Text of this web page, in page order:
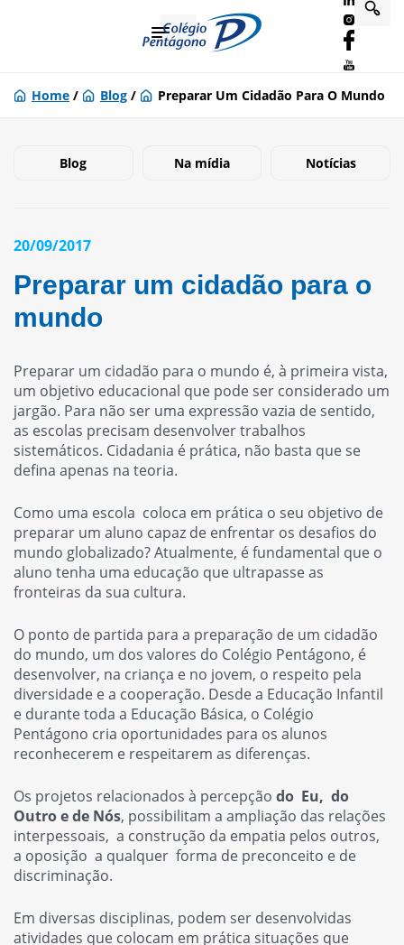
Home / Blog / Preparar Um Cidadão Para O Mundo
Blog Na mídia Notícias
20/09/2017
Preparar um cidadão para o
mundo
Preparar um cidadão para o mundo é, à primeira vista,
um objetivo educacional que pode ser considerado um
jargão. Para não ser uma expressão vazia de sentido,
as escolas precisam desenvolver trabalhos
sistemáticos. Cidadania é prática, não basta que se
defina apenas na teoria.
Como uma escola coloca em prática o seu objetivo de
preparar um aluno capaz de enfrentar os desafios do
mundo globalizado? Atualmente, é fundamental que o
aluno tenha uma educação que ultrapasse as
fronteiras da sua cultura.
O ponto de partida para a preparação de um cidadão
do mundo, um dos valores do Colégio Pentágono, é
desenvolver, na criança e no jovem, o respeito pela
diversidade e a cooperação. Desde a Educação Infantil
e durante toda a Educação Básica, o Colégio
Pentágono cria oportunidades para os alunos
reconhecerem e respeitarem as diferenças.
Os projetos relacionados à percepção do Eu, do
Outro e de Nós, possibilitam a ampliação das relações
interpessoais, a construção da empatia pelos outros,
a oposição a qualquer forma de preconceito e de
discriminação.
Em diversas disciplinas, podem ser desenvolvidas
atividades que colocam em prática situações que